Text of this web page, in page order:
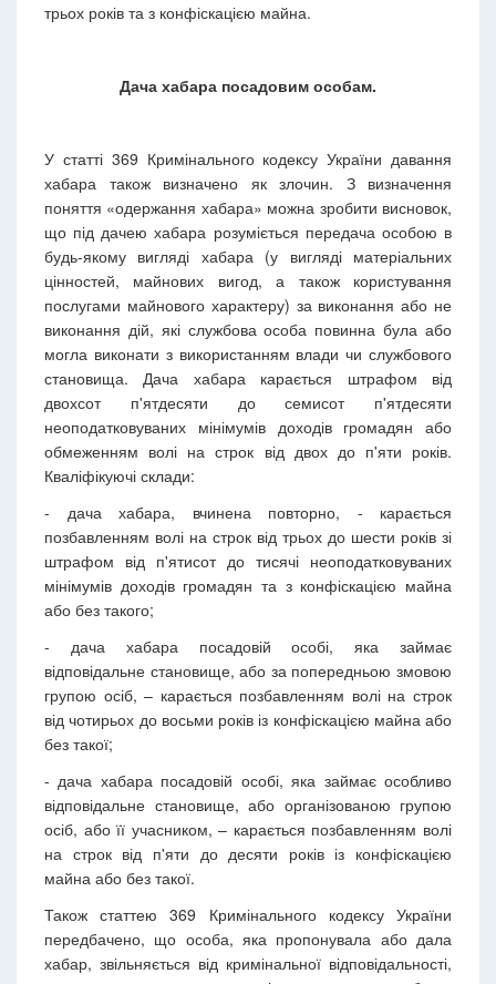
трьох років та з конфіскацією майна.
Дача хабара посадовим особам.
У статті 369 Кримінального кодексу України давання
хабара також визначено як злочин. З визначення
поняття «одержання хабара» можна зробити висновок,
що під дачею хабара розуміється передача особою в
будь-якому вигляді хабара (у вигляді матеріальних
цінностей, майнових вигод, а також користування
послугами майнового характеру) за виконання або не
виконання дій, які службова особа повинна була або
могла виконати з використанням влади чи службового
становища. Дача хабара карається штрафом від
двохсот п'ятдесяти до семисот п'ятдесяти
неоподатковуваних мінімумів доходів громадян або
обмеженням волі на строк від двох до п'яти років.
Кваліфікуючі склади:
- дача хабара, вчинена повторно, - карається
позбавленням волі на строк від трьох до шести років зі
штрафом від п'ятисот до тисячі неоподатковуваних
мінімумів доходів громадян та з конфіскацією майна
або без такого;
- дача хабара посадовій особі, яка займає
відповідальне становище, або за попередньою змовою
групою осіб, – карається позбавленням волі на строк
від чотирьох до восьми років із конфіскацією майна або
без такої;
- дача хабара посадовій особі, яка займає особливо
відповідальне становище, або організованою групою
осіб, або її учасником, – карається позбавленням волі
на строк від п'яти до десяти років із конфіскацією
майна або без такої.
Також статтею 369 Кримінального кодексу України
передбачено, що особа, яка пропонувала або дала
хабар, звільняється від кримінальної відповідальності,